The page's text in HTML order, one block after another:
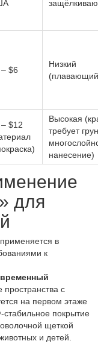
$6
Низкий
$12
Высокая
требует
нанесение)
для
применяется в
к
с
на первом этаже
стабильное покрытие
щеткой
и детей.